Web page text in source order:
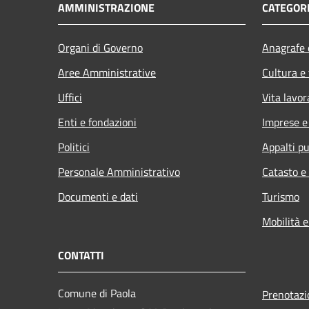
AMMINISTRAZIONE
Organi di Governo
Aree Amministrative
Uffici
Enti e fondazioni
Politici
Personale Amministrativo
Documenti e dati
Cultura
Vita
Imprese
Appalti
Catasto
Turismo
Mobilità
CONTATTI
Comune di Paola